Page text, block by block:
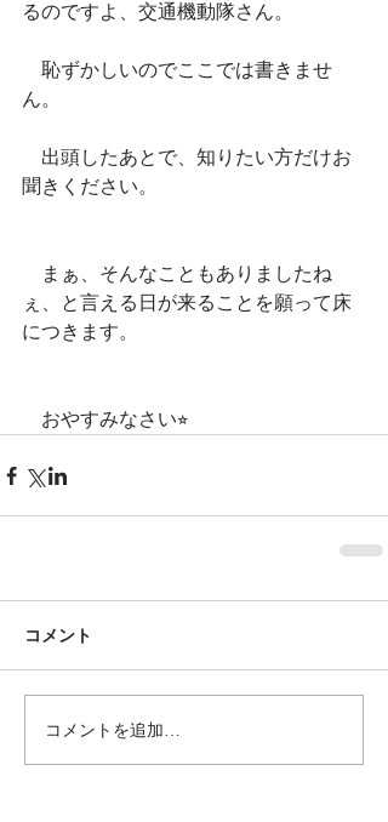
るのですよ、交通機動隊さん。
恥ずかしいのでここでは書きませ
ん。
出頭したあとで、知りたい方だけお
聞きください。
まぁ、そんなこともありましたね
ぇ、と言える日が来ることを願って床
につきます。
おやすみなさい⭐︎
コメント
コメントを追加…